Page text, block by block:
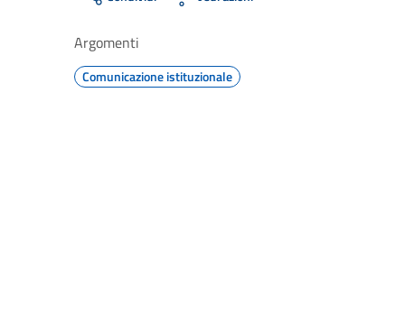
Argomenti
Comunicazione istituzionale